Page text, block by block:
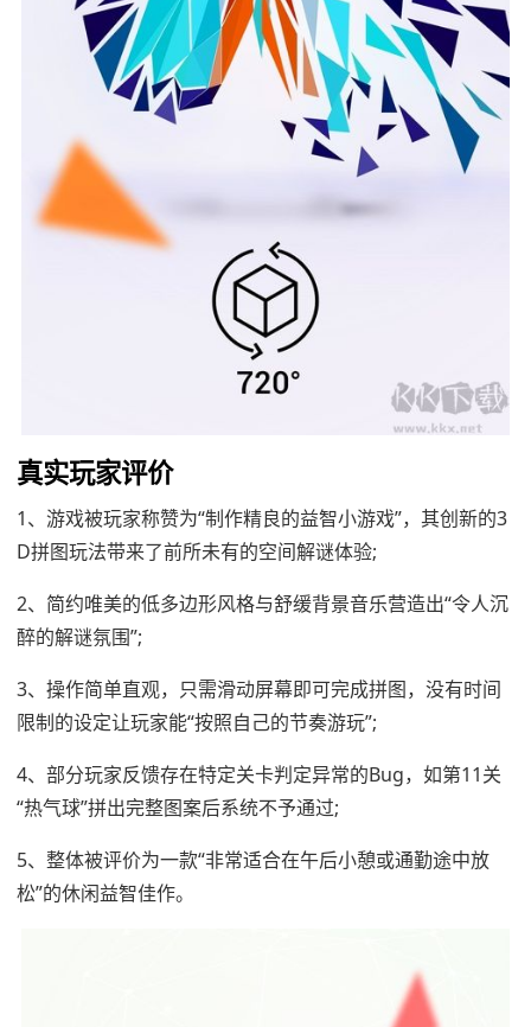
真实玩家评价
1、游戏被玩家称赞为“制作精良的益智小游戏”，其创新的3
D拼图玩法带来了前所未有的空间解谜体验;
2、简约唯美的低多边形风格与舒缓背景音乐营造出“令人沉
醉的解谜氛围”;
3、操作简单直观，只需滑动屏幕即可完成拼图，没有时间
限制的设定让玩家能“按照自己的节奏游玩”;
4、部分玩家反馈存在特定关卡判定异常的Bug，如第11关
“热气球”拼出完整图案后系统不予通过;
5、整体被评价为一款“非常适合在午后小憩或通勤途中放
松”的休闲益智佳作。